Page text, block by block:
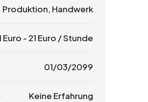
Produktion, Handwerk
Euro - 21 Euro / Stunde
01/03/2099
Keine Erfahrung